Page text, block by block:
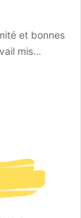
et bonnes
mis…